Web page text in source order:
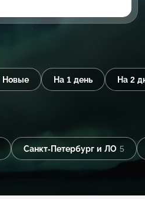
Новые На 1 день На 2
Санкт-Петербург и ЛО 5